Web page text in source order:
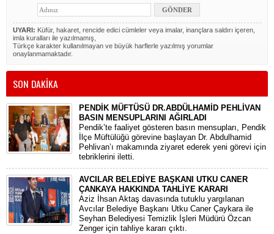
UYARI: Küfür, hakaret, rencide edici cümleler veya imalar, inançlara saldırı içeren,
imla kuralları ile yazılmamış,
Türkçe karakter kullanılmayan ve büyük harflerle yazılmış yorumlar
onaylanmamaktadır.
SON DAKİKA
PENDİK MÜFTÜSÜ DR.ABDÜLHAMİD PEHLİVAN
BASIN MENSUPLARINI AĞIRLADI
​Pendik’te faaliyet gösteren basın mensupları, Pendik
İlçe Müftülüğü görevine başlayan Dr. Abdulhamid
Pehlivan’ı makamında ziyaret ederek yeni görevi için
tebriklerini iletti.
AVCILAR BELEDİYE BAŞKANI UTKU CANER
ÇANKAYA HAKKINDA TAHLİYE KARARI
​Aziz İhsan Aktaş davasında tutuklu yargılanan
Avcılar Belediye Başkanı Utku Caner Çaykara ile
Seyhan Belediyesi Temizlik İşleri Müdürü Özcan
Zenger için tahliye kararı çıktı.